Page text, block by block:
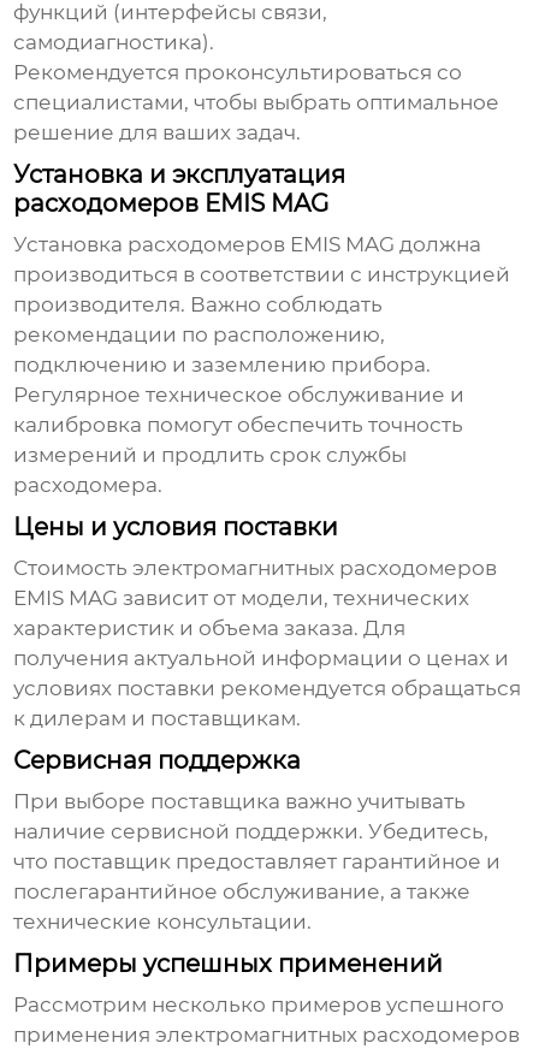
функций (интерфейсы связи,
самодиагностика).
Рекомендуется проконсультироваться со
специалистами, чтобы выбрать оптимальное
решение для ваших задач.
Установка и эксплуатация
расходомеров EMIS MAG
Установка расходомеров EMIS MAG должна
производиться в соответствии с инструкцией
производителя. Важно соблюдать
рекомендации по расположению,
подключению и заземлению прибора.
Регулярное техническое обслуживание и
калибровка помогут обеспечить точность
измерений и продлить срок службы
расходомера.
Цены и условия поставки
Стоимостьэлектромагнитных расходомеров
EMIS MAG зависит от модели, технических
характеристик и объема заказа. Для
получения актуальной информации о ценах и
условиях поставки рекомендуется обращаться
к дилерам и поставщикам.
Сервисная поддержка
При выборе поставщика важно учитывать
наличие сервисной поддержки. Убедитесь,
что поставщик предоставляет гарантийное и
послегарантийное обслуживание, а также
технические консультации.
Примеры успешных применений
Рассмотрим несколько примеров успешного
примененияэлектромагнитных расходомеров